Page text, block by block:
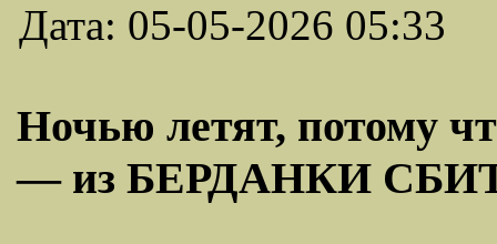
Дата: 05-05-2026 05:33
Ночью летят, потому
— из БЕРДАНКИ